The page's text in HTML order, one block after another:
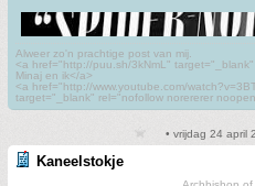
Alweer zo'n prachtige post van mij.
<a href="http://puu.sh/3kNmL"
Minaj en ik</a>
<a href="http://www.youtube.com/
target="_blank" rel="nofollow norererer
• vrijdag 24 april
Kaneelstokje